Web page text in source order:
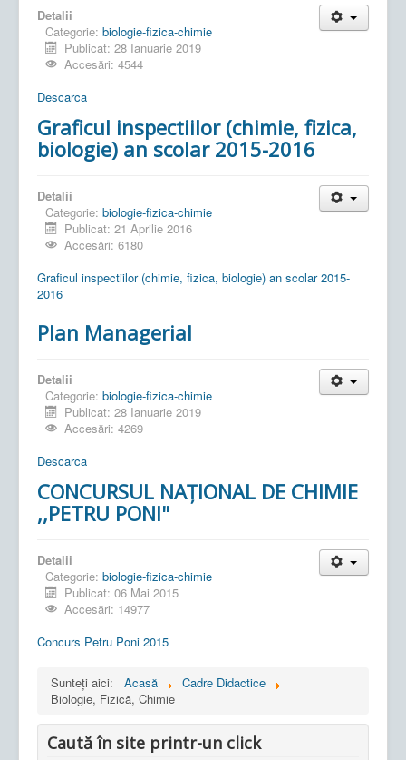
Detalii
Categorie: biologie-fizica-chimie
Publicat: 28 Ianuarie 2019
Accesări: 4544
Descarca
Graficul inspectiilor (chimie, fizica,
biologie) an scolar 2015-2016
Detalii
Categorie: biologie-fizica-chimie
Publicat: 21 Aprilie 2016
Accesări: 6180
Graficul inspectiilor (chimie, fizica, biologie) an scolar 2015-
2016
Plan Managerial
Detalii
Categorie: biologie-fizica-chimie
Publicat: 28 Ianuarie 2019
Accesări: 4269
Descarca
CONCURSUL NAŢIONAL DE CHIMIE
,,PETRU PONI"
Detalii
Categorie: biologie-fizica-chimie
Publicat: 06 Mai 2015
Accesări: 14977
Concurs Petru Poni 2015
Sunteți aici: Acasă
Cadre Didactice
Biologie, Fizică, Chimie
Caută în site printr-un click